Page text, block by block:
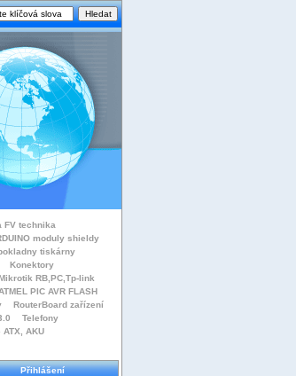
FV technika
moduly shieldy
tiskárny
Konektory
RB,PC,Tp-link
PIC AVR FLASH
RouterBoard zařízení
Telefony
AKU
Přihlášení